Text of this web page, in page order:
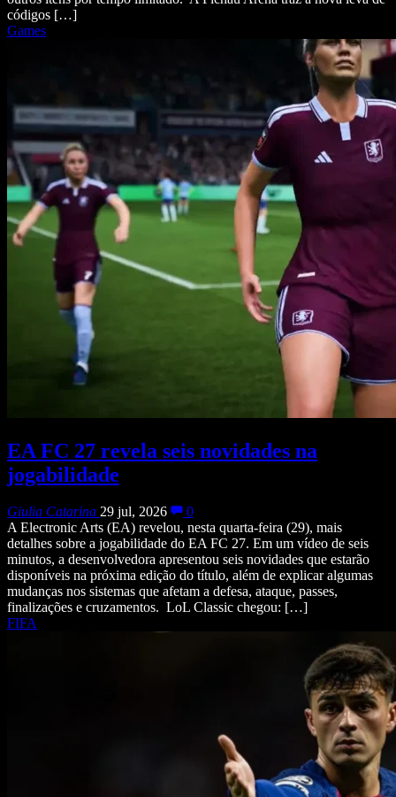
códigos […]
Games
EA FC 27 revela seis novidades na
jogabilidade
Giulia Catarina 29 jul, 2026
0
A Electronic Arts (EA) revelou, nesta quarta-feira (29), mais
detalhes sobre a jogabilidade do EA FC 27. Em um vídeo de seis
minutos, a desenvolvedora apresentou seis novidades que estarão
disponíveis na próxima edição do título, além de explicar algumas
mudanças nos sistemas que afetam a defesa, ataque, passes,
finalizações e cruzamentos. LoL Classic chegou: […]
FIFA